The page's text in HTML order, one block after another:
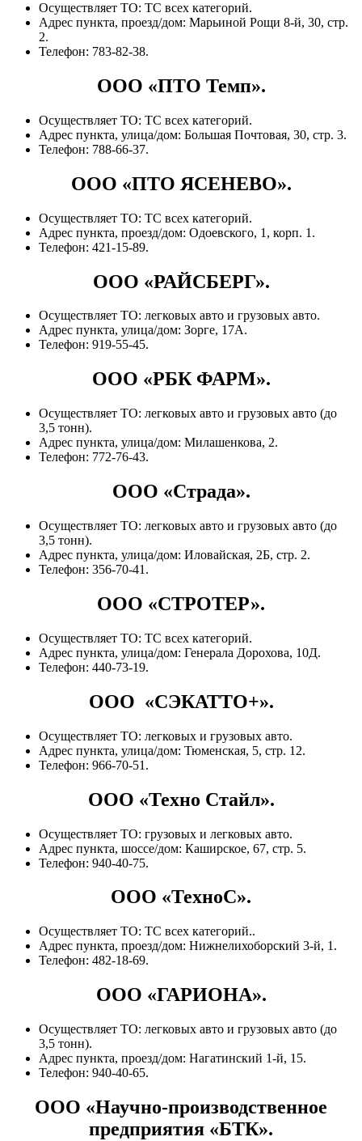
Осуществляет ТО: ТС всех категорий.
Адрес пункта, проезд/дом: Марьиной Рощи 8-й, 30, стр.
2.
Телефон: 783-82-38.
ООО «ПТО Темп».
Осуществляет ТО: ТС всех категорий.
Адрес пункта, улица/дом: Большая Почтовая, 30, стр. 3.
Телефон: 788-66-37.
ООО «ПТО ЯСЕНЕВО».
Осуществляет ТО: ТС всех категорий.
Адрес пункта, проезд/дом: Одоевского, 1, корп. 1.
Телефон: 421-15-89.
ООО «РАЙСБЕРГ».
Осуществляет ТО: легковых авто и грузовых авто.
Адрес пункта, улица/дом: Зорге, 17А.
Телефон: 919-55-45.
ООО «РБК ФАРМ».
Осуществляет ТО: легковых авто и грузовых авто (до
3,5 тонн).
Адрес пункта, улица/дом: Милашенкова, 2.
Телефон: 772-76-43.
ООО «Страда».
Осуществляет ТО: легковых авто и грузовых авто (до
3,5 тонн).
Адрес пункта, улица/дом: Иловайская, 2Б, стр. 2.
Телефон: 356-70-41.
ООО «СТРОТЕР».
Осуществляет ТО: ТС всех категорий.
Адрес пункта, улица/дом: Генерала Дорохова, 10Д.
Телефон: 440-73-19.
ООО «СЭКАТТО+».
Осуществляет ТО: легковых и грузовых авто.
Адрес пункта, улица/дом: Тюменская, 5, стр. 12.
Телефон: 966-70-51.
ООО «Техно Стайл».
Осуществляет ТО: грузовых и легковых авто.
Адрес пункта, шоссе/дом: Каширское, 67, стр. 5.
Телефон: 940-40-75.
ООО «ТехноС».
Осуществляет ТО: ТС всех категорий..
Адрес пункта, проезд/дом: Нижнелихоборский 3-й, 1.
Телефон: 482-18-69.
ООО «ГАРИОНА».
Осуществляет ТО: легковых авто и грузовых авто (до
3,5 тонн).
Адрес пункта, проезд/дом: Нагатинский 1-й, 15.
Телефон: 940-40-65.
ООО «Научно-производственное
предприятия «БТК».